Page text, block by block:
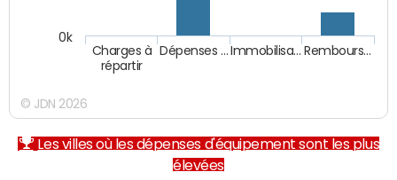
Charges à
répartir
Dépenses … Immobilisa… Rembours…
0k
© JDN 2026
Les villes où les dépenses d'équipement sont les plus
élevées